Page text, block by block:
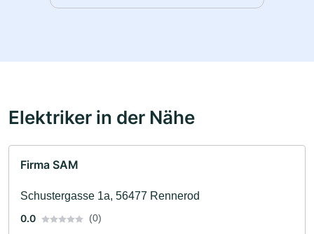
Elektriker in der Nähe
Firma SAM
Schustergasse 1a, 56477 Rennerod
0.0
(0)